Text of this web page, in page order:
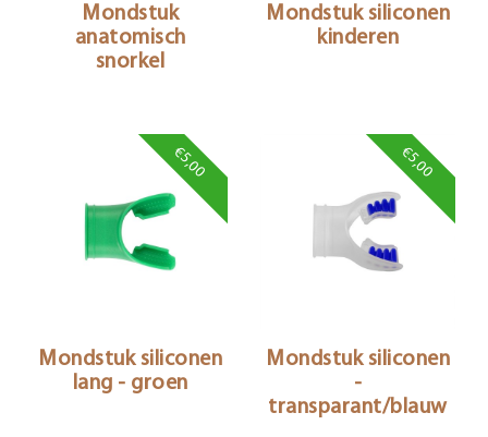
Mondstuk
anatomisch
snorkel
Mondstuk siliconen
kinderen
€5,00
Mondstuk siliconen
lang - groen
€5,00
Mondstuk siliconen
-
transparant/blauw